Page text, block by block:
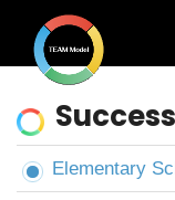
News
&
CasesElementary